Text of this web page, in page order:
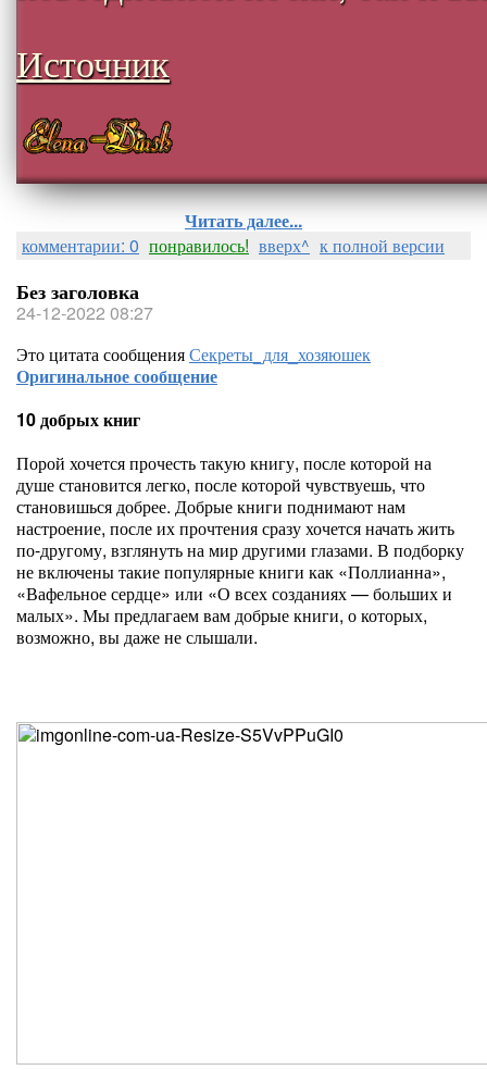
Источник
Читать далее...
комментарии: 0 понравилось! вверх^ к полной версии
Без заголовка
24-12-2022 08:27
Это цитата сообщенияСекреты_для_хозяюшек
Оригинальное сообщение
10 добрых книг
Порой хочется прочесть такую книгу, после которой на
душе становится легко, после которой чувствуешь, что
становишься добрее. Добрые книги поднимают нам
настроение, после их прочтения сразу хочется начать жить
по-другому, взглянуть на мир другими глазами. В подборку
не включены такие популярные книги как «Поллианна»,
«Вафельное сердце» или «О всех созданиях — больших и
малых». Мы предлагаем вам добрые книги, о которых,
возможно, вы даже не слышали.